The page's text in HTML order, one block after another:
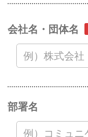
会社名・団体名
部署名